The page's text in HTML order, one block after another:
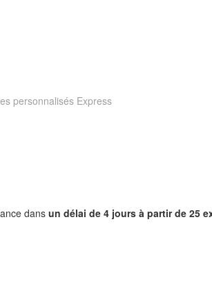
personnalisés Express
dans un délai de 4 jours à partir de 25